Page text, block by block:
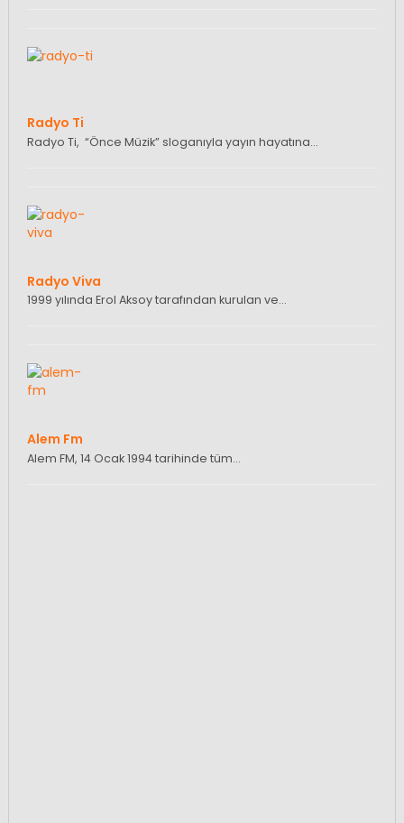
Radyo Ti
Radyo Ti, “Önce Müzik” sloganıyla yayın hayatına…
Radyo Viva
1999 yılında Erol Aksoy tarafından kurulan ve…
Alem Fm
Alem FM, 14 Ocak 1994 tarihinde tüm…